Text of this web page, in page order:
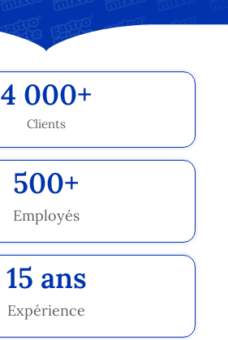
Clients
4 000+
Employés
500+
Expérience
15 ans